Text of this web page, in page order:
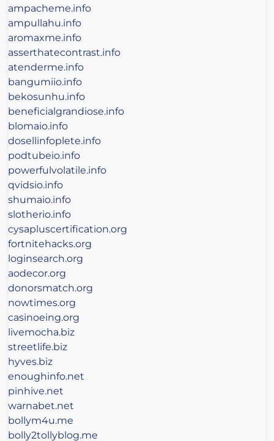
ampacheme.info
ampullahu.info
aromaxme.info
asserthatecontrast.info
atenderme.info
bangumiio.info
bekosunhu.info
beneficialgrandiose.info
blomaio.info
dosellinfoplete.info
podtubeio.info
powerfulvolatile.info
qvidsio.info
shumaio.info
slotherio.info
cysapluscertification.org
fortnitehacks.org
loginsearch.org
aodecor.org
donorsmatch.org
nowtimes.org
casinoeing.org
livemocha.biz
streetlife.biz
hyves.biz
enoughinfo.net
pinhive.net
warnabet.net
bollym4u.me
bolly2tollyblog.me